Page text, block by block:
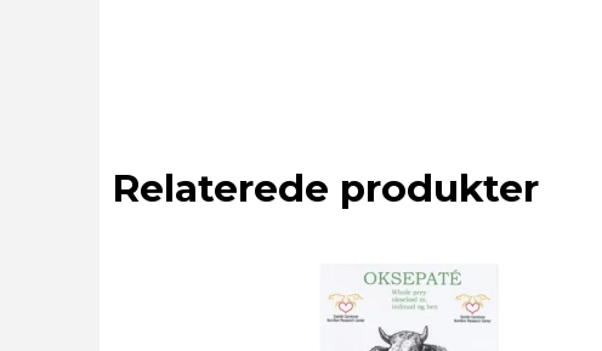
Relaterede produkter